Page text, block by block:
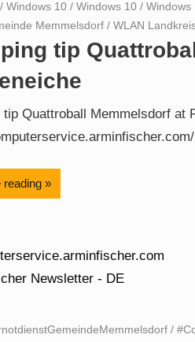
/ Windows 10 / Windows 10 / Windows
Memmelsdorf / WLAN
tip
tip Quattroball Memmelsdorf at
reading
/